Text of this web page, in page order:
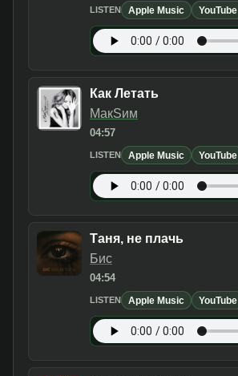
LISTEN Apple Music YouTube
Как Летать
МакSим
04:57
LISTEN Apple Music YouTube
Таня, не плачь
Бис
04:54
LISTEN Apple Music YouTube